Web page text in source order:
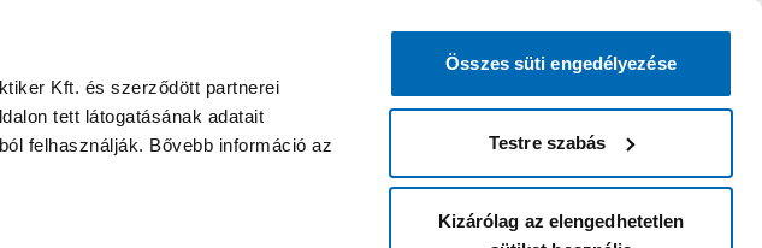
Kft. és szerződött partnerei
tett látogatásának adatait
felhasználják. Bővebb információ az
Összes süti engedélyezése
Testre szabás
Kizárólag az elengedhetetlen
bejelentkezni?
Belépés Listáim
Ügyintézés és Információ Áruházak és szolgáltatások